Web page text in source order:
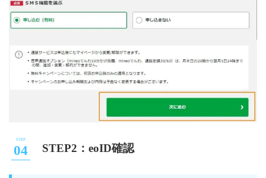
STEP2：eoID確認